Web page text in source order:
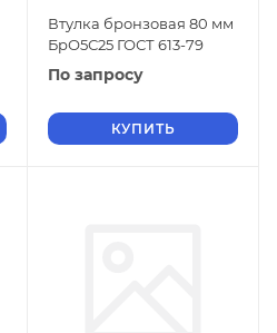
Втулка бронзовая 80 мм
БрО5С25 ГОСТ 613-79
По запросу
КУПИТЬ